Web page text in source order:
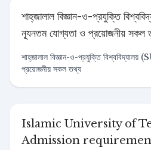
শাহ্‌জালাল বিজ্ঞান-ও-প্রযুক্তি
ন্যূনতম যোগ্যতা ও প্রয়োজনীয় সকল
শাহ্‌জালাল বিজ্ঞান-ও-প্রযুক্তি
প্রয়োজনীয় সকল তথ্য
Islamic University of
Admission